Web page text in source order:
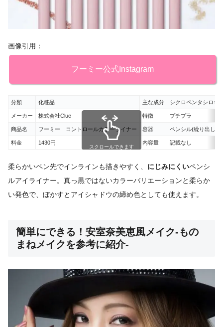
画像引用：
フーミー公式Instagram
分類 化粧品 主な成分 シクロペンタシロキ
メーカー 株式会社Clue 特徴 プチプラ
商品名 フーミー コントロールカラーライナー 容器 ペンシル(繰り出し)
料金 1430円 内容量 記載なし
スクロールできます
柔らかいペン先でインラインも描きやすく、 にじみにくいペンシ
ルアイライナー。真っ黒ではないカラーバリエーションと柔らか
い発色で、ぼかすとアイシャドウの締め色としても使えます。
簡単にできる！安室奈美恵風メイク-もの
まねメイクを参考に紹介-